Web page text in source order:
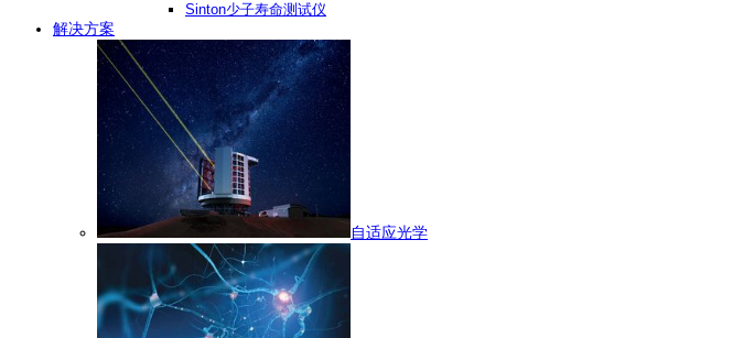
Sinton少子寿命测试仪
解决方案
自适应光学